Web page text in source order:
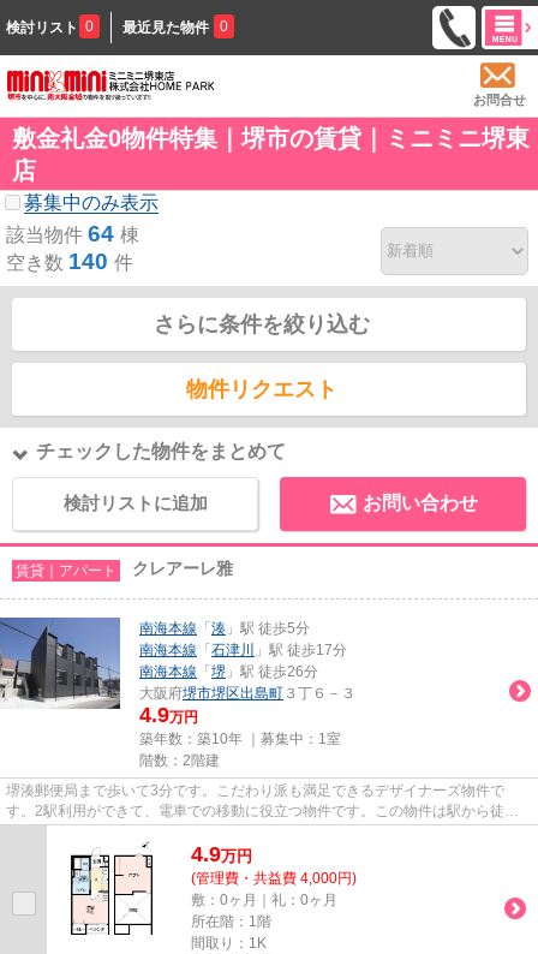
検討リスト 0 最近見た物件 0
お問合せ
敷金礼金0物件特集｜堺市の賃貸｜ミニミニ堺東
店
募集中のみ表示
該当物件 64 棟
空き数 140 件
さらに条件を絞り込む
物件リクエスト
チェックした物件をまとめて
検討リストに追加 お問い合わせ
賃貸｜アパート クレアーレ雅
南海本線 「 湊 」駅 徒歩5分
南海本線 「 石津川
」駅 徒歩17分
南海本線 「 堺 」駅 徒歩26分
大阪府堺市堺区出島町 ３丁６－３
4.9万円
築年数：築10年 ｜募集中： 1室
階数：2階建
堺湊郵便局まで歩いて3分です。こだわり派も満足できるデザイナーズ物件で
す。2駅利用ができて、電車での移動に役立つ物件です。この物件は駅から徒歩5
4.9万円
(管理費・共益費 4,000円)
敷：0ヶ月｜礼：0ヶ月
所在階：1階
間取り：1K